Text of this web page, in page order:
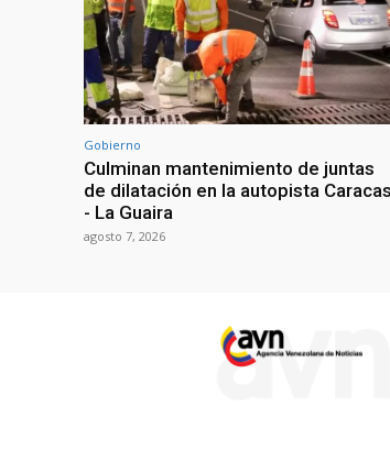
Gobierno
Culminan mantenimiento de juntas
de dilatación en la autopista Caracas
- La Guaira
agosto 7, 2026